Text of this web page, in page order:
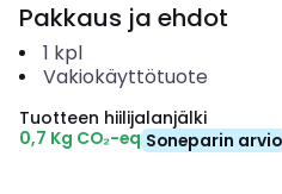
Pakkaus ja ehdot
1 kpl
Vakiokäyttötuote
Tuotteen hiilijalanjälki
0,7 Kg CO₂-eq Soneparin arvio